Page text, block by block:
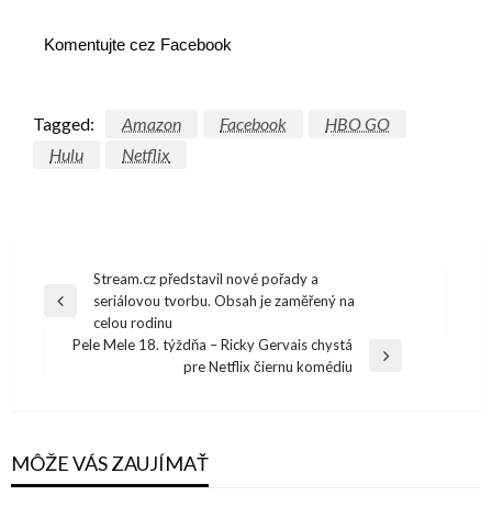
Komentujte cez Facebook
Tagged: Amazon Facebook
HBO GO
Hulu
Netflix
Navigácia
článku
Previous
Stream.cz představil nové pořady a
seriálovou tvorbu. Obsah je zaměřený na
celou rodinu
Pele Mele 18. týždňa – Ricky Gervais chystá
pre Netflix čiernu komédiu
MÔŽE VÁS ZAUJÍMAŤ